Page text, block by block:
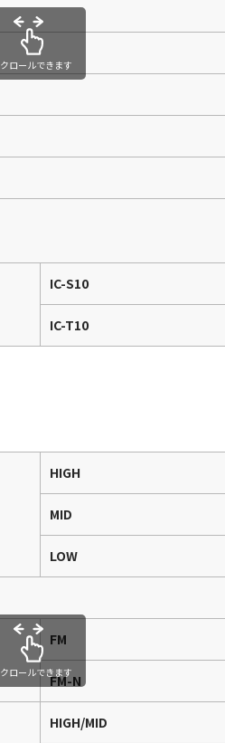
IC-S10
IC-T10
ロールできます
HIGH
MID
LOW
FM
FM-N
HIGH/MID
ロールできます